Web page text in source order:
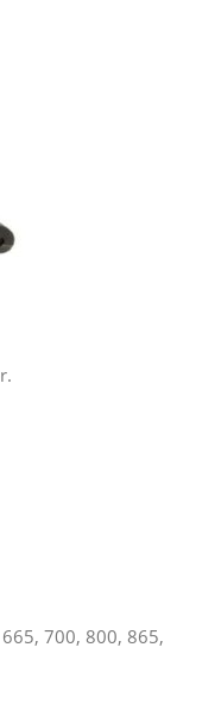
700, 800, 865,